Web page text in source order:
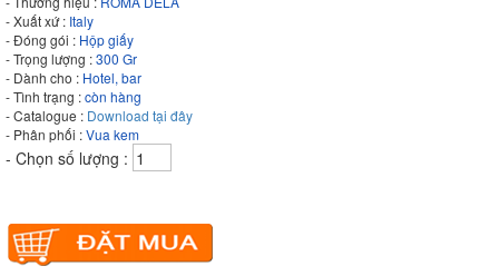
- Xuất xứ : Italy
- Đóng gói : Hộp giấy
- Trọng lượng :300 Gr
- Dành cho : Hotel, bar
- Tình trạng :còn hàng
- Catalogue : Download tại đây
- Phân phối :Vua kem
- Chọn số lượng :